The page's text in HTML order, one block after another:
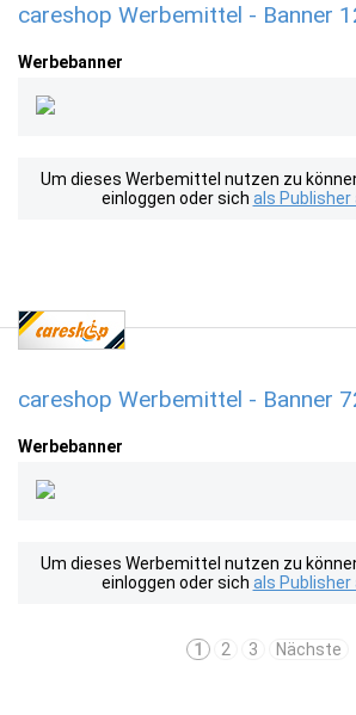
careshop Werbemittel - Banner
Werbebanner
Um dieses Werbemittel nutzen zu
einloggen oder sich als Publisher
careshop Werbemittel - Banner
Werbebanner
Um dieses Werbemittel nutzen zu
einloggen oder sich als Publisher
1 2 3 Nächste